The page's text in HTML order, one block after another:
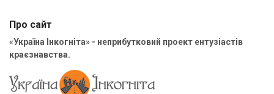
Про сайт
«Україна Інкогніта» - неприбутковий проект ентузіастів
краєзнавства.